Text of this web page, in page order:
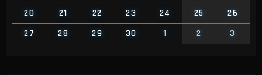
20
21 22 23 24 25
26
27
28 29 30 1 2 3